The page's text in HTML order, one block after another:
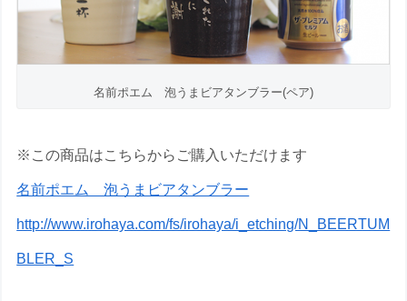
名前ポエム 泡うまビアタンブラー(ペア)
※この商品はこちらからご購入いただけます
名前ポエム 泡うまビアタンブラー
http://www.irohaya.com/fs/irohaya/i_etching/N_BEERTUM
BLER_S